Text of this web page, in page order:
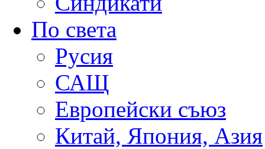
По света
Русия
САЩ
Европейски съюз
Китай, Япония, Азия